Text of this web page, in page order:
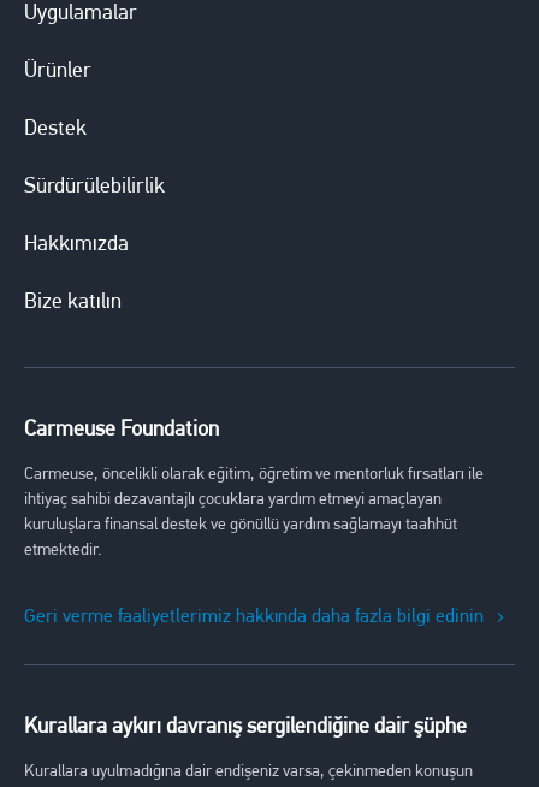
Uygulamalar
Ürünler
Destek
Sürdürülebilirlik
Hakkımızda
Bize katılın
Carmeuse Foundation
Carmeuse, öncelikli olarak eğitim, öğretim ve mentorluk fırsatları ile
ihtiyaç sahibi dezavantajlı çocuklara yardım etmeyi amaçlayan
kuruluşlara finansal destek ve gönüllü yardım sağlamayı taahhüt
etmektedir.
Geri verme faaliyetlerimiz hakkında daha fazla bilgi edinin
Kurallara aykırı davranış sergilendiğine dair şüphe
Kurallara uyulmadığına dair endişeniz varsa, çekinmeden konuşun